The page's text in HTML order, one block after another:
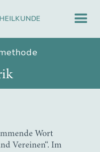
Wort
Vereinen“. Im